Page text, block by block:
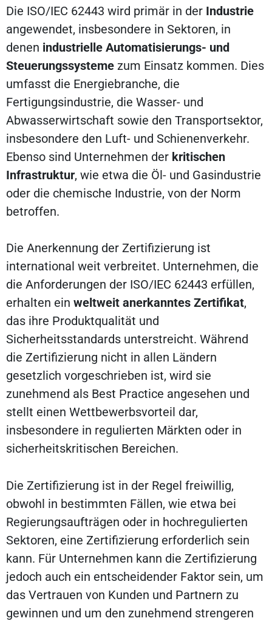
Die ISO/IEC 62443 wird primär in der Industrie
angewendet, insbesondere in Sektoren, in
denen industrielle Automatisierungs- und
Steuerungssysteme zum Einsatz kommen. Dies
umfasst die Energiebranche, die
Fertigungsindustrie, die Wasser- und
Abwasserwirtschaft sowie den Transportsektor,
insbesondere den Luft- und Schienenverkehr.
Ebenso sind Unternehmen der kritischen
Infrastruktur, wie etwa die Öl- und Gasindustrie
oder die chemische Industrie, von der Norm
betroffen.
Die Anerkennung der Zertifizierung ist
international weit verbreitet. Unternehmen, die
die Anforderungen der ISO/IEC 62443 erfüllen,
erhalten ein weltweit anerkanntes Zertifikat,
das ihre Produktqualität und
Sicherheitsstandards unterstreicht. Während
die Zertifizierung nicht in allen Ländern
gesetzlich vorgeschrieben ist, wird sie
zunehmend als Best Practice angesehen und
stellt einen Wettbewerbsvorteil dar,
insbesondere in regulierten Märkten oder in
sicherheitskritischen Bereichen.
Die Zertifizierung ist in der Regel freiwillig,
obwohl in bestimmten Fällen, wie etwa bei
Regierungsaufträgen oder in hochregulierten
Sektoren, eine Zertifizierung erforderlich sein
kann. Für Unternehmen kann die Zertifizierung
jedoch auch ein entscheidender Faktor sein, um
das Vertrauen von Kunden und Partnern zu
gewinnen und um den zunehmend strengeren